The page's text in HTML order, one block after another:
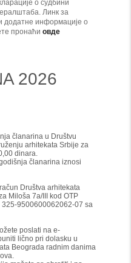
о судбини
Линк за
додатне информације о
пронаћи овде
2026
članarina u Društvu
arhitekata Srbije za
dinara.
članarina iznosi
Društva arhitekata
Miloša 7a/III kod OTP
325-9500600062062-07 sa
poslati na e-
lično pri dolasku u
Beograda radnim danima